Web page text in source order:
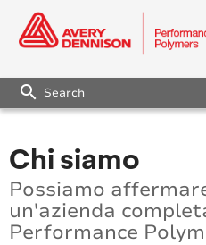
search
Chi siamo
Possiamo
un'azienda
Performance